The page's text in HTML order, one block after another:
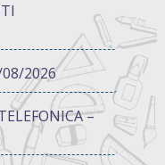
08/2026
–